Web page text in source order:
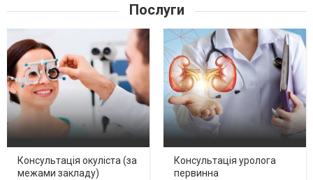
Послуги
Консультація окуліста (за
межами закладу)
Консультація уролога
первинна